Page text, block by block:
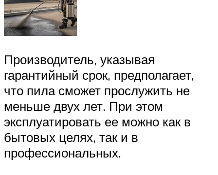
Производитель, указывая
гарантийный срок, предполагает,
что пила сможет прослужить не
меньше двух лет. При этом
эксплуатировать ее можно как в
бытовых целях, так и в
профессиональных.